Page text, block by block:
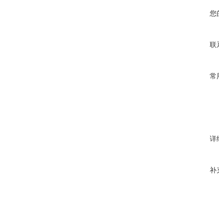
您
联
常
详
补